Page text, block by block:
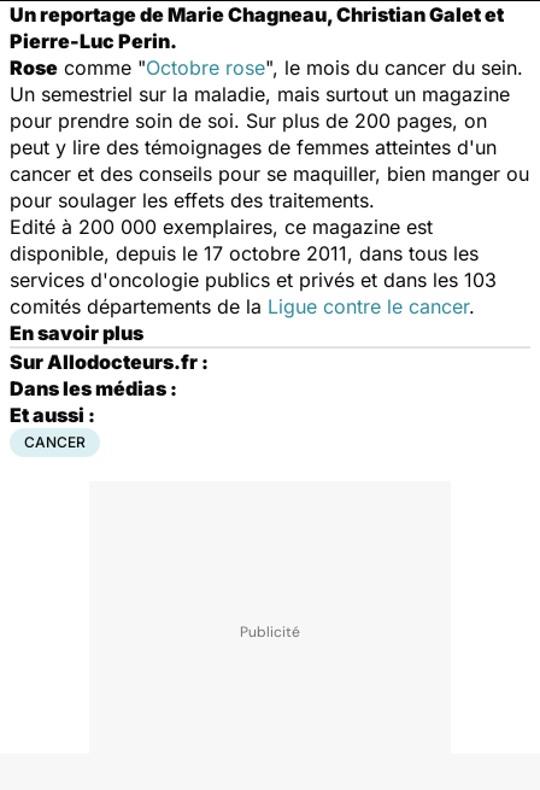
Un reportage de Marie Chagneau, Christian Galet et
Pierre-Luc Perin.
Rose comme "Octobre rose", le mois du cancer du sein.
Un semestriel sur la maladie, mais surtout un magazine
pour prendre soin de soi. Sur plus de 200 pages, on
peut y lire des témoignages de femmes atteintes d'un
cancer et des conseils pour se maquiller, bien manger ou
pour soulager les effets des traitements.
Edité à 200 000 exemplaires, ce magazine est
disponible, depuis le 17 octobre 2011, dans tous les
services d'oncologie publics et privés et dans les 103
comités départements de la Ligue contre le cancer.
En savoir plus
Sur Allodocteurs.fr :
Dans les médias :
Et aussi :
CANCER